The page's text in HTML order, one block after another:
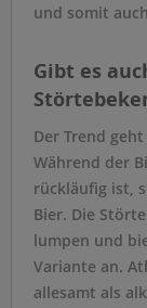
und somit
Gibt es
Der Trend
Während der
rückläufig ist,
Bier. Die
lumpen und
Variante an.
allesamt als